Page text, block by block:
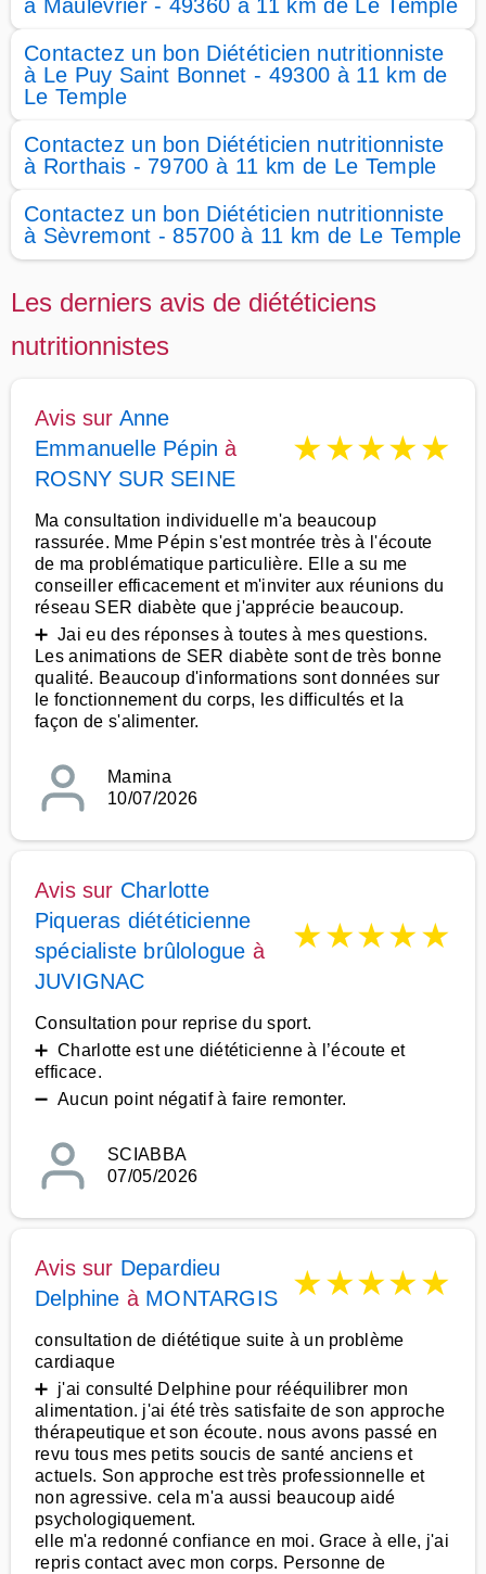
à Maulévrier - 49360 à 11 km de Le Temple
Contactez un bon Diététicien nutritionniste
à Le Puy Saint Bonnet - 49300 à 11 km de
Le Temple
Contactez un bon Diététicien nutritionniste
à Rorthais - 79700 à 11 km de Le Temple
Contactez un bon Diététicien nutritionniste
à Sèvremont - 85700 à 11 km de Le Temple
Les derniers avis de diététiciens
nutritionnistes
Avis sur Anne
Emmanuelle Pépin à
ROSNY SUR SEINE
★★★★★
Ma consultation individuelle m'a beaucoup
rassurée. Mme Pépin s'est montrée très à l'écoute
de ma problématique particulière. Elle a su me
conseiller efficacement et m'inviter aux réunions du
réseau SER diabète que j'apprécie beaucoup.
➕ Jai eu des réponses à toutes à mes questions.
Les animations de SER diabète sont de très bonne
qualité. Beaucoup d'informations sont données sur
le fonctionnement du corps, les difficultés et la
façon de s'alimenter.
Mamina
10/07/2026
Avis sur Charlotte
Piqueras diététicienne
spécialiste brûlologue à
JUVIGNAC
★★★★★
Consultation pour reprise du sport.
➕ Charlotte est une diététicienne à l’écoute et
efficace.
➖ Aucun point négatif à faire remonter.
SCIABBA
07/05/2026
Avis sur Depardieu
Delphine à MONTARGIS ★★★★★
consultation de diététique suite à un problème
cardiaque
➕ j'ai consulté Delphine pour rééquilibrer mon
alimentation. j'ai été très satisfaite de son approche
thérapeutique et son écoute. nous avons passé en
revu tous mes petits soucis de santé anciens et
actuels. Son approche est très professionnelle et
non agressive. cela m'a aussi beaucoup aidé
psychologiquement.
elle m'a redonné confiance en moi. Grace à elle, j'ai
repris contact avec mon corps. Personne de